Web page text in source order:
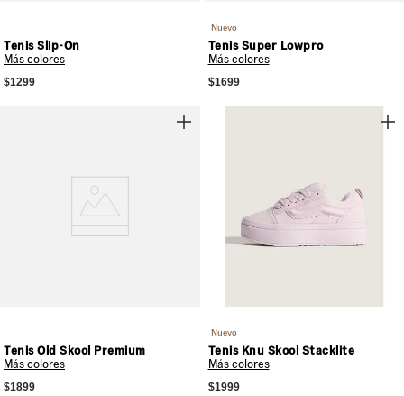
Tenis Slip-On
Más colores
$1299
Nuevo
Tenis Super Lowpro
Más colores
$1699
Tenis Old Skool Premium
Más colores
$1899
Nuevo
Tenis Knu Skool Stacklite
Más colores
$1999